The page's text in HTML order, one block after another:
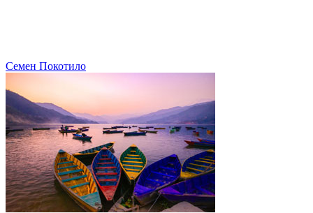
Семен Покотило